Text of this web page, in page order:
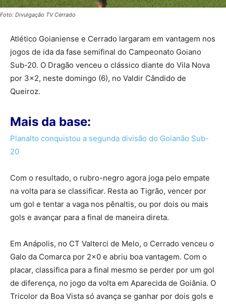
Foto: Divulgação TV Cerrado
Atlético Goianiense e Cerrado largaram em vantagem nos
jogos de ida da fase semifinal do Campeonato Goiano
Sub-20. O Dragão venceu o clássico diante do Vila Nova
por 3×2, neste domingo (6), no Valdir Cândido de
Queiroz.
Mais da base:
Planalto conquistou a segunda divisão do Goianão Sub-
20
Com o resultado, o rubro-negro agora joga pelo empate
na volta para se classificar. Resta ao Tigrão, vencer por
um gol e tentar a vaga nos pênaltis, ou por dois ou mais
gols e avançar para a final de maneira direta.
Em Anápolis, no CT Valterci de Melo, o Cerrado venceu o
Galo da Comarca por 2×0 e abriu boa vantagem. Com o
placar, classifica para a final mesmo se perder por um gol
de diferença, no jogo da volta em Aparecida de Goiânia. O
Tricolor da Boa Vista só avança se ganhar por dois gols e